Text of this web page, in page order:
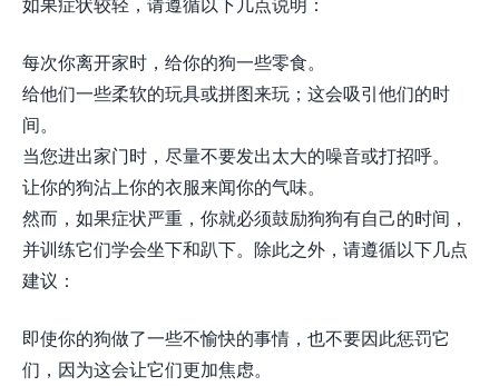
每次你离开家时，给你的狗一些零食。
给他们一些柔软的玩具或拼图来玩；这会吸引他们的时
间。
当您进出家门时，尽量不要发出太大的噪音或打招呼。
让你的狗沾上你的衣服来闻你的气味。
然而，如果症状严重，你就必须鼓励狗狗有自己的时间，
并训练它们学会坐下和趴下。除此之外，请遵循以下几点
建议：
即使你的狗做了一些不愉快的事情，也不要因此惩罚它
们，因为这会让它们更加焦虑。